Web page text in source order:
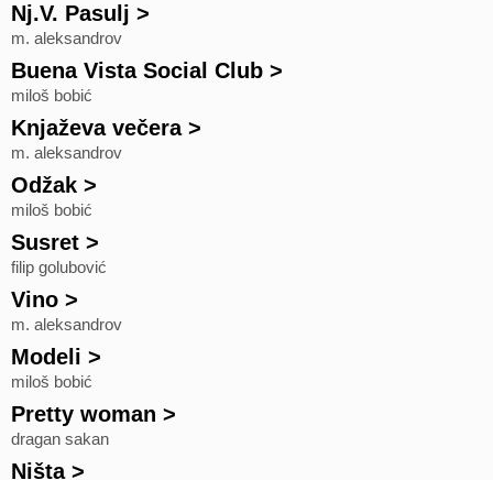
Nj.V. Pasulj >
m. aleksandrov
Buena Vista Social Club >
miloš bobić
Knjaževa večera>
m. aleksandrov
Odžak >
miloš bobić
Susret >
filip golubović
Vino >
m. aleksandrov
Modeli >
miloš bobić
Pretty woman >
dragan sakan
Ništa>